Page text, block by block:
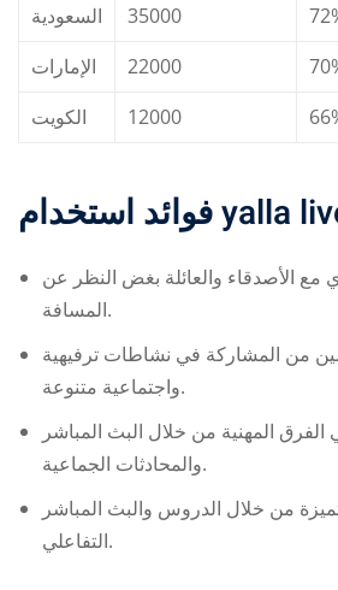
السعودية
35000
الإمارات
22000
الكويت
12000
yalla
الأصدقاء والعائلة بغض النظر عن
المسافة.
من المشاركة في نشاطات ترفيهية
واجتماعية متنوعة.
المهنية من خلال البث المباشر
والمحادثات الجماعية.
من خلال الدروس والبث المباشر
التفاعلي.